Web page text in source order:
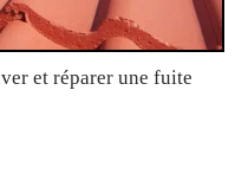
et réparer une fuite